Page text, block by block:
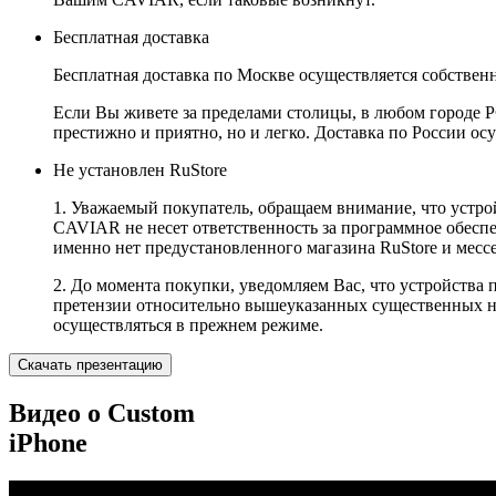
Бесплатная доставка
Бесплатная доставка по Москве осуществляется
Если Вы живете за пределами столицы, в любом городе
престижно и приятно, но и легко. Доставка по России
Не установлен RuStore
1. Уважаемый покупатель, обращаем внимание, что
CAVIAR не несет ответственность за программное
именно нет предустановленного магазина RuStore и
2. До момента покупки, уведомляем Вас, что устройства
претензии относительно вышеуказанных существенных
осуществляться в прежнем режиме.
Скачать презентацию
Видео о Custom
iPhone